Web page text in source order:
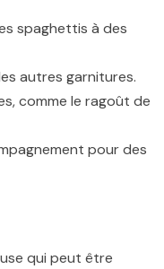
spaghettis à des
autres garnitures.
comme le ragoût de
pour des
qui peut être